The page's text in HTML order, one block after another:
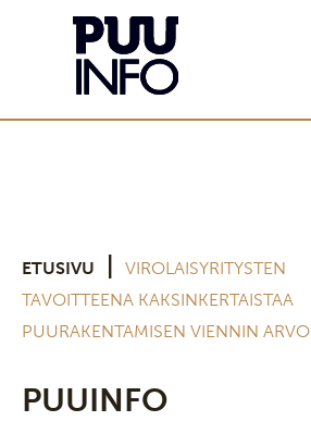
ETUSIVU
VIROLAISYRITYSTEN
TAVOITTEENA KAKSINKERTAISTAA
PUURAKENTAMISEN VIENNIN ARVO
PUUINFO